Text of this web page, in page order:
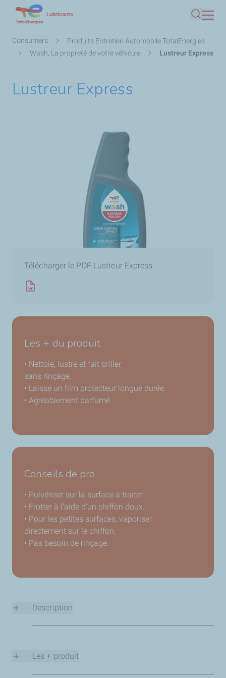
main
content
Lubricants
Search
Breadcrumb
Consumers
Produits Entretien Automobile TotalEnergies
Wash, La propreté de votre véhicule
Lustreur Express
Lustreur Express
Télécharger le PDF Lustreur Express
Les + du produit
• Nettoie, lustre et fait briller
sans rinçage.
• Laisse un film protecteur longue durée.
• Agréablement parfumé
Conseils de pro
• Pulvériser sur la surface à traiter.
• Frotter à l’aide d’un chiffon doux.
• Pour les petites surfaces, vaporiser
directement sur le chiffon.
• Pas besoin de rinçage.
Description
Présenté sous forme de lait, le Lustreur Express
les traces et les salissures de la carrosserie tout en
Les + produit